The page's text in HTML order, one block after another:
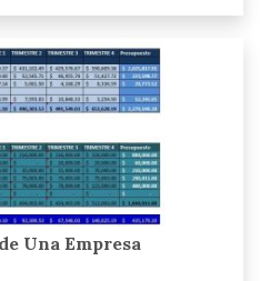
Una Empresa